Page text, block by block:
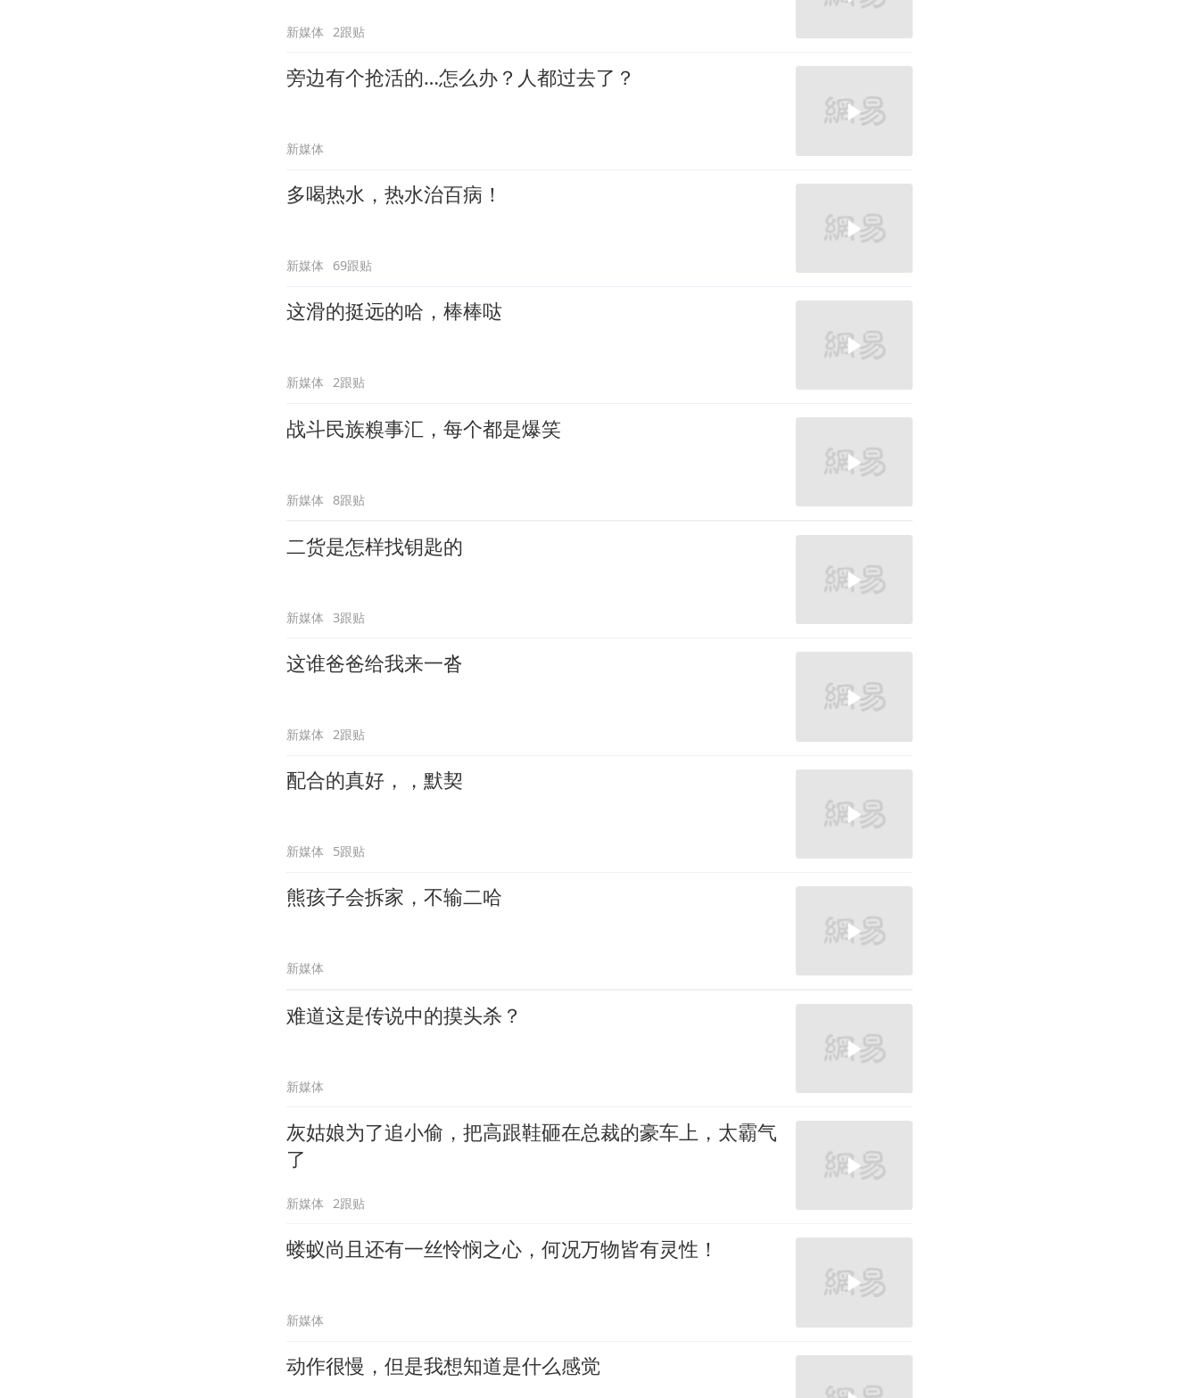
新媒体 2跟贴
旁边有个抢活的…怎么办？人都过去了？
新媒体
多喝热水，热水治百病！
新媒体 69跟贴
这滑的挺远的哈，棒棒哒
新媒体 2跟贴
战斗民族糗事汇，每个都是爆笑
新媒体 8跟贴
二货是怎样找钥匙的
新媒体 3跟贴
这谁爸爸给我来一沓
新媒体 2跟贴
配合的真好，，默契
新媒体 5跟贴
熊孩子会拆家，不输二哈
新媒体
难道这是传说中的摸头杀？
新媒体
灰姑娘为了追小偷，把高跟鞋砸在总裁的豪车上，太霸气
了
新媒体 2跟贴
蝼蚁尚且还有一丝怜悯之心，何况万物皆有灵性！
新媒体
动作很慢，但是我想知道是什么感觉